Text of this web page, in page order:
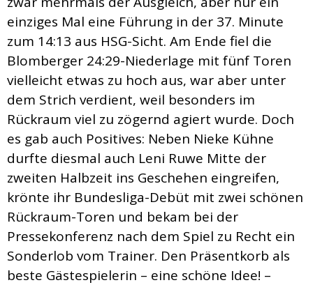
einziges Mal eine Führung in der 37. Minute
zum 14:13 aus HSG-Sicht. Am Ende fiel die
Blomberger 24:29-Niederlage mit fünf Toren
vielleicht etwas zu hoch aus, war aber unter
dem Strich verdient, weil besonders im
Rückraum viel zu zögernd agiert wurde. Doch
es gab auch Positives: Neben Nieke Kühne
durfte diesmal auch Leni Ruwe Mitte der
zweiten Halbzeit ins Geschehen eingreifen,
krönte ihr Bundesliga-Debüt mit zwei schönen
Rückraum-Toren und bekam bei der
Pressekonferenz nach dem Spiel zu Recht ein
Sonderlob vom Trainer. Den Präsentkorb als
beste Gästespielerin – eine schöne Idee! –